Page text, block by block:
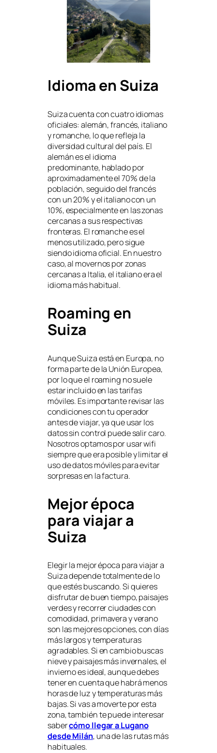
Idioma en Suiza
Suiza cuenta con cuatro idiomas
oficiales: alemán, francés, italiano
y romanche, lo que refleja la
diversidad cultural del país. El
alemán es el idioma
predominante, hablado por
aproximadamente el 70% de la
población, seguido del francés
con un 20% y el italiano con un
10%, especialmente en las zonas
cercanas a sus respectivas
fronteras. El romanche es el
menos utilizado, pero sigue
siendo idioma oficial. En nuestro
caso, al movernos por zonas
cercanas a Italia, el italiano era el
idioma más habitual.
Roaming en
Suiza
Aunque Suiza está en Europa, no
forma parte de la Unión Europea,
por lo que el roaming no suele
estar incluido en las tarifas
móviles. Es importante revisar las
condiciones con tu operador
antes de viajar, ya que usar los
datos sin control puede salir caro.
Nosotros optamos por usar wifi
siempre que era posible y limitar el
uso de datos móviles para evitar
sorpresas en la factura.
Mejor época
para viajar a
Suiza
Elegir la mejor época para viajar a
Suiza depende totalmente de lo
que estés buscando. Si quieres
disfrutar de buen tiempo, paisajes
verdes y recorrer ciudades con
comodidad, primavera y verano
son las mejores opciones, con días
más largos y temperaturas
agradables. Si en cambio buscas
nieve y paisajes más invernales, el
invierno es ideal, aunque debes
tener en cuenta que habrá menos
horas de luz y temperaturas más
bajas. Si vas a moverte por esta
zona, también te puede interesar
sabercómo llegar a Lugano
desde Milán, una de las rutas más
habituales.